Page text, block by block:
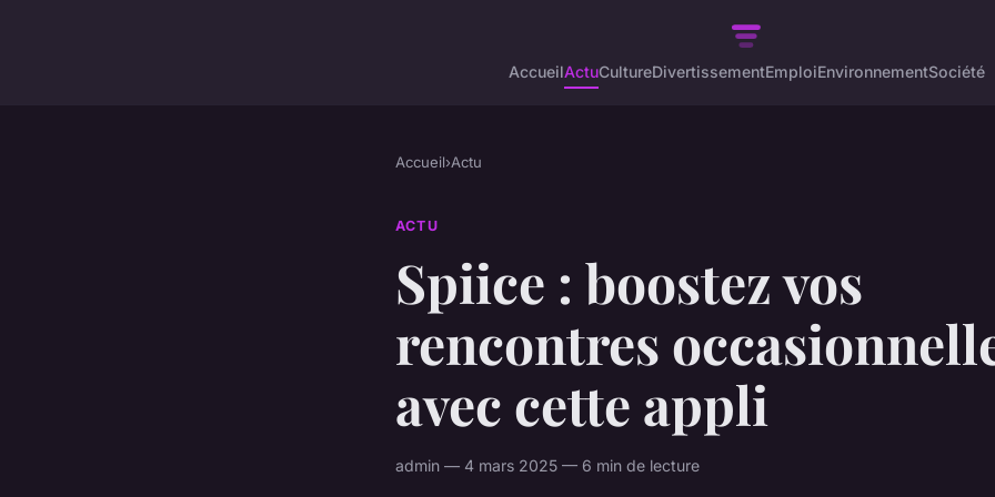
AccueilActuCultureDivertissementEmploiEnvironnementSociété
Accueil›Actu
ACTU
Spiice : boostez vos
rencontres
avec cette appli
admin — 4 mars 2025 — 6 min de lecture